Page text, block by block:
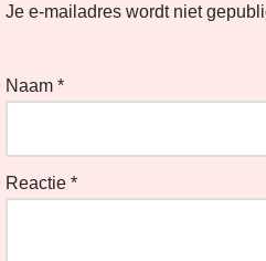
Je e-mailadres wordt niet
Naam*
Reactie*